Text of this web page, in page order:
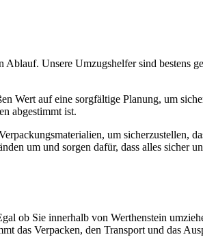
Unsere Umzugshelfer sind bestens
Wert auf eine sorgfältige Planung, um
abgestimmt ist.
um sicherzustellen,
um und sorgen dafür, dass alles sicher
ob Sie innerhalb von Werthenstein
das Verpacken, den Transport und das